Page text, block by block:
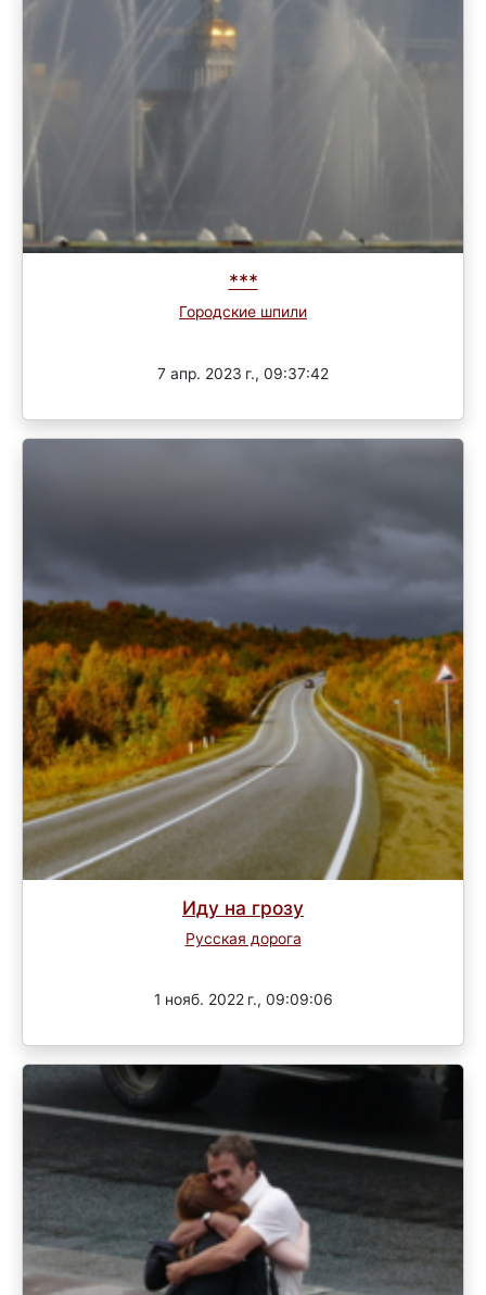
***
Городские шпили
7 апр. 2023 г., 09:37:42
Иду на грозу
Русская дорога
1 нояб. 2022 г., 09:09:06